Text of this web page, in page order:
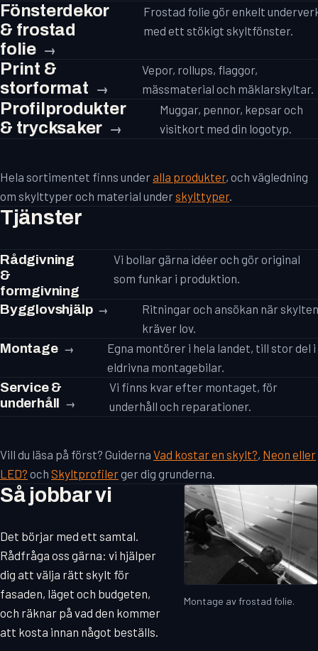
Fönsterdekor
& frostad
folie
Frostad folie gör enkelt
med ett stökigt skyltfönster.
Print &
storformat
Vepor, rollups, flaggor,
mässmaterial och mäklarskyltar.
Profilprodukter
& trycksaker
Muggar, pennor, kepsar och
visitkort med din logotyp.
Hela sortimentet finns underalla produkter, och vägledning
om skylttyper och material underskylttyper.
Tjänster
Rådgivning
&
formgivning
Vi bollar gärna idéer och gör original
som funkar i produktion.
Bygglovshjälp
Ritningar och ansökan när
kräver lov.
Montage
Egna montörer i hela landet, till stor del i
eldrivna montagebilar.
Service &
underhåll
Vi finns kvar efter montaget, för
underhåll och reparationer.
Vill du läsa på först? Guiderna Vad kostar en skylt?, Neon eller
LED? och Skyltprofilerger dig grunderna.
Så jobbar vi
Det börjar med ett samtal.
Rådfråga oss gärna: vi hjälper
dig att välja rätt skylt för
fasaden, läget och budgeten,
och räknar på vad den kommer
att kosta innan något beställs.
Montage av frostad folie.